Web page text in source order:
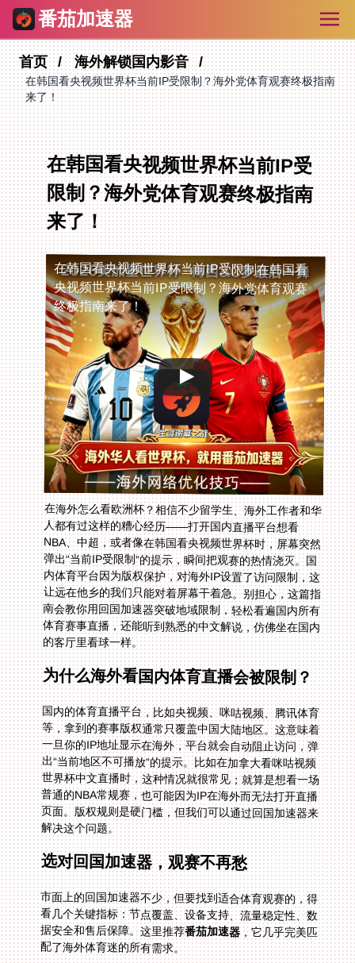
番茄加速器
首页 海外解锁国内影音
在韩国看央视频世界杯当前IP受限制？海外党体育观赛终极指南
来了！
在韩国看央视频世界杯当前IP受
限制？海外党体育观赛终极指南
来了！
在韩国看央视频世界杯当前IP受限制在韩国看
央视频世界杯当前IP受限制？海外党体育观赛
终极指南来了！
在海外怎么看欧洲杯？相信不少留学生、海外工作者和华
人都有过这样的糟心经历——打开国内直播平台想看
NBA、中超，或者像在韩国看央视频世界杯时，屏幕突然
弹出“当前IP受限制”的提示，瞬间把观赛的热情浇灭。国
内体育平台因为版权保护，对海外IP设置了访问限制，这
让远在他乡的我们只能对着屏幕干着急。别担心，这篇指
南会教你用回国加速器突破地域限制，轻松看遍国内所有
体育赛事直播，还能听到熟悉的中文解说，仿佛坐在国内
的客厅里看球一样。
为什么海外看国内体育直播会被限制？
国内的体育直播平台，比如央视频、咪咕视频、腾讯体育
等，拿到的赛事版权通常只覆盖中国大陆地区。这意味着
一旦你的IP地址显示在海外，平台就会自动阻止访问，弹
出“当前地区不可播放”的提示。比如在加拿大看咪咕视频
世界杯中文直播时，这种情况就很常见；就算是想看一场
普通的NBA常规赛，也可能因为IP在海外而无法打开直播
页面。版权规则是硬门槛，但我们可以通过回国加速器来
解决这个问题。
选对回国加速器，观赛不再愁
市面上的回国加速器不少，但要找到适合体育观赛的，得
看几个关键指标：节点覆盖、设备支持、流量稳定性、数
据安全和售后保障。这里推荐番茄加速器，它几乎完美匹
配了海外体育迷的所有需求。